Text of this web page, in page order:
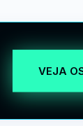
VEJA